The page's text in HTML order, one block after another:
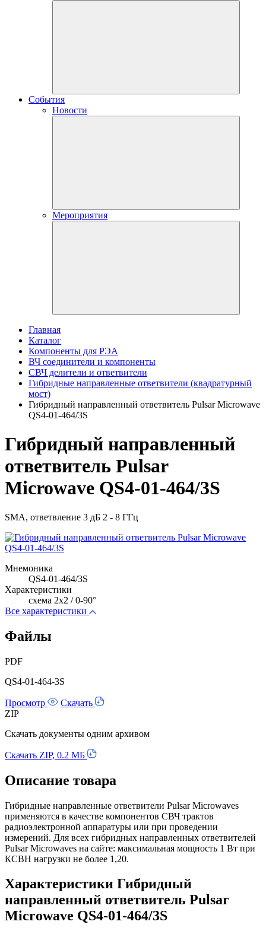
События
Новости
Мероприятия
Главная
Каталог
Компоненты для РЭА
ВЧ соединители и компоненты
СВЧ делители и ответвители
Гибридные направленные ответвители (квадратурный
мост)
Гибридный направленный ответвитель Pulsar Microwave
QS4-01-464/3S
Гибридный направленный
ответвитель Pulsar
Microwave QS4-01-464/3S
SMA, ответвление 3 дБ 2 - 8 ГГц
Мнемоника
QS4-01-464/3S
Характеристики
схема 2х2 / 0-90°
Все характеристики
Файлы
PDF
QS4-01-464-3S
Просмотр
Скачать
ZIP
Скачать документы одним архивом
Скачать ZIP, 0.2 МБ
Описание товара
Гибридные направленные ответвители Pulsar Microwaves
применяются в качестве компонентов СВЧ трактов
радиоэлектронной аппаратуры или при проведении
измерений. Для всех гибридных направленных ответвителей
Pulsar Microwaves на сайте: максимальная мощность 1 Вт при
КСВН нагрузки не более 1,20.
Характеристики Гибридный
направленный ответвитель Pulsar
Microwave QS4-01-464/3S